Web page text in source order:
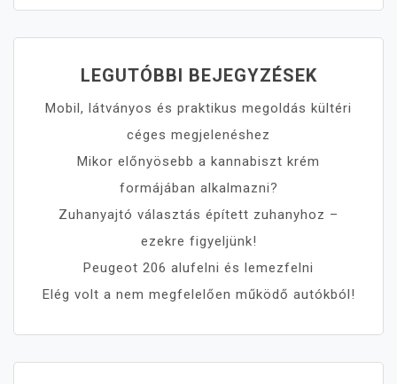
LEGUTÓBBI BEJEGYZÉSEK
Mobil, látványos és praktikus megoldás kültéri
céges megjelenéshez
Mikor előnyösebb a kannabiszt krém
formájában alkalmazni?
Zuhanyajtó választás épített zuhanyhoz –
ezekre figyeljünk!
Peugeot 206 alufelni és lemezfelni
Elég volt a nem megfelelően működő autókból!